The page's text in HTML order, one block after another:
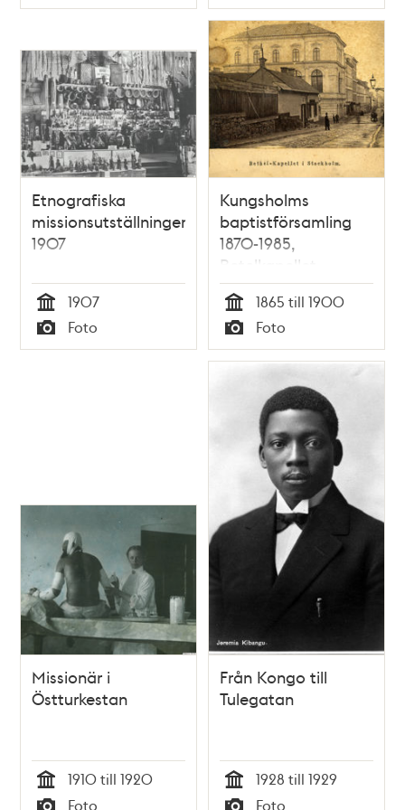
Nedre Kongo.
Typ Typ
Etnografiska
missionsutställningen
1907
Tid
1907
Typ
Foto
Kungsholms
baptistförsamling
1870-1985,
Betelkapellet
Tid
1865 till 1900
Typ
Foto
Missionär i
Östturkestan
Tid
1910 till 1920
Foto
Från Kongo till
Tulegatan
Tid
1928 till 1929
Foto